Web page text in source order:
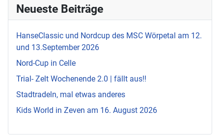
Neueste Beiträge
HanseClassic und Nordcup des MSC Wörpetal am 12.
und 13.September 2026
Nord-Cup in Celle
Trial- Zelt Wochenende 2.0 | fällt aus!!
Stadtradeln, mal etwas anderes
Kids World in Zeven am 16. August 2026